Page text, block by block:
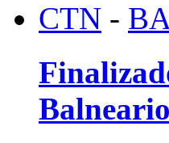
CTN -